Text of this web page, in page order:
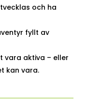
och ha
fyllt av
vara aktiva – eller
kan vara.